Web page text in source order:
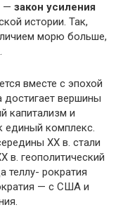
— закон усиления
истории. Так,
морю больше,
вместе с эпохой
достигает вершины
капитализм и
единый комплекс.
XX в. стали
в. геополитический
теллу- рократия
— с США и